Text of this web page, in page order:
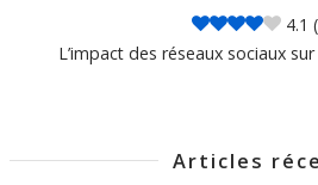
4.1
L’impact des réseaux sociaux
Articles